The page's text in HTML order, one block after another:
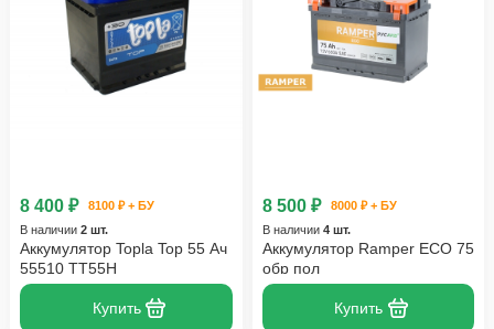
8 400 ₽
8100 ₽ + БУ
В наличии 2 шт.
Аккумулятор Topla Top 55 Ач
55510 TT55H
Купить
8 500 ₽
8000 ₽ + БУ
В наличии 4 шт.
Аккумулятор Ramper ECO 75
обр пол
Купить